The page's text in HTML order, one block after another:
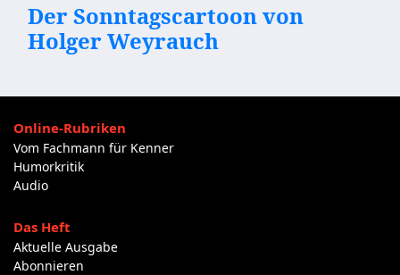
Der Sonntagscartoon von
Holger Weyrauch
Online-Rubriken
Vom Fachmann für Kenner
Humorkritik
Audio
Das Heft
Aktuelle Ausgabe
Abonnieren